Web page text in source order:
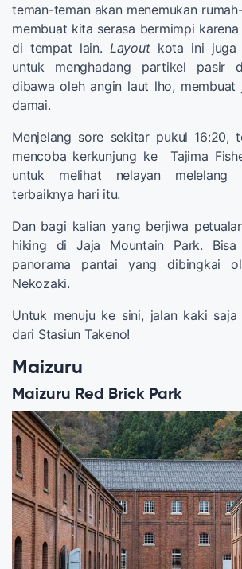
teman-teman akan menemukan
membuat kita serasa bermimpi
di tempat lain. Layoutkota ini juga
untuk menghadang partikel pasir
dibawa oleh angin laut lho, membuat
damai.
Menjelang sore sekitar pukul 16:20,
mencoba kerkunjung ke Tajima
untuk melihat nelayan melelang
terbaiknya hari itu.
Dan bagi kalian yang berjiwa
hiking di Jaja Mountain Park. Bisa
panorama pantai yang dibingkai
Nekozaki.
Untuk menuju ke sini, jalan kaki
dari Stasiun Takeno!
Maizuru
Maizuru Red Brick Park